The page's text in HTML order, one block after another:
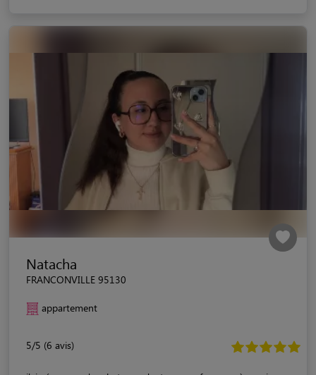
Natacha
FRANCONVILLE 95130
appartement
5/5 (6 avis)